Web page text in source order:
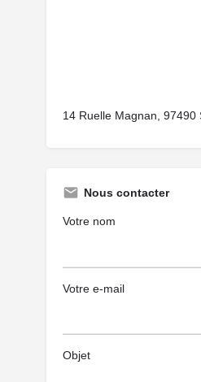
14 Ruelle Magnan, 97490
Nous contacter
Votre nom
Votre e-mail
Objet